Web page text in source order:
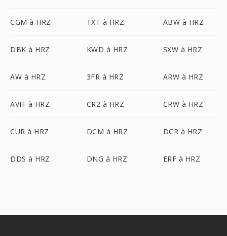
CGM à HRZ TXT à HRZ ABW à HRZ
DBK à HRZ KWD à HRZ SXW à HRZ
AW à HRZ 3FR à HRZ ARW à HRZ
AVIF à HRZ CR2 à HRZ CRW à HRZ
CUR à HRZ DCM à HRZ DCR à HRZ
DDS à HRZ DNG à HRZ ERF à HRZ